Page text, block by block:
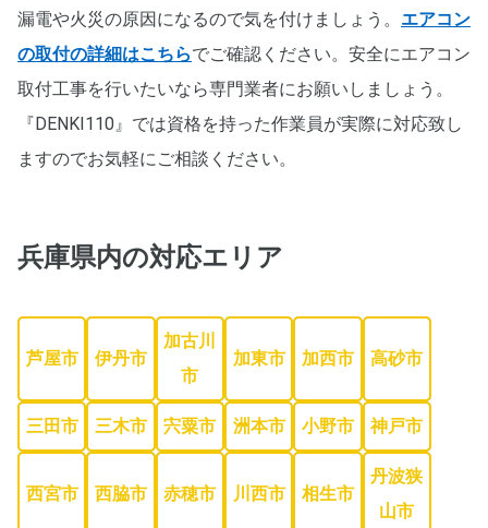
漏電や火災の原因になるので気を付けましょう。 エアコン
の取付の詳細はこちらでご確認ください。安全にエアコン
取付工事を行いたいなら専門業者にお願いしましょう。
『DENKI110』では資格を持った作業員が実際に対応致し
ますのでお気軽にご相談ください。
兵庫県内の対応エリア
芦屋市 伊丹市
加古川
市
加東市 加西市 高砂市
三田市 三木市 宍粟市 洲本市 小野市 神戸市
西宮市 西脇市 赤穂市 川西市 相生市
丹波狭
山市